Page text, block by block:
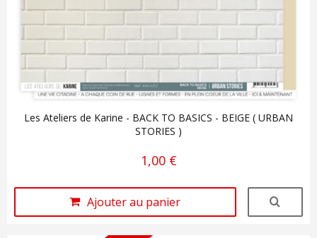
Les Ateliers de Karine - BACK TO BASICS - BEIGE ( URBAN
STORIES )
1,00 €
Ajouter au panier